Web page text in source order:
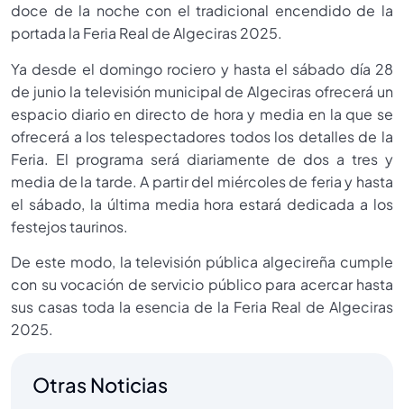
doce de la noche con el tradicional encendido de la
portada la Feria Real de Algeciras 2025.
Ya desde el domingo rociero y hasta el sábado día 28
de junio la televisión municipal de Algeciras ofrecerá un
espacio diario en directo de hora y media en la que se
ofrecerá a los telespectadores todos los detalles de la
Feria. El programa será diariamente de dos a tres y
media de la tarde. A partir del miércoles de feria y hasta
el sábado, la última media hora estará dedicada a los
festejos taurinos.
De este modo, la televisión pública algecireña cumple
con su vocación de servicio público para acercar hasta
sus casas toda la esencia de la Feria Real de Algeciras
2025.
Otras Noticias